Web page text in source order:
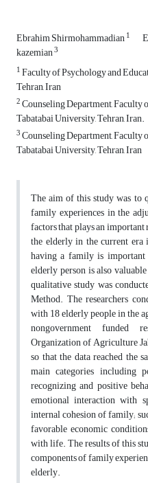
Ebrahim Shirmohammadian1
kazemian3
1Faculty of Psychology and
Tehran, Iran
2Counseling Department,
Tabatabai University, Tehran, Iran‎.
3Counseling Department,
Tabatabai ‎University, Tehran, Iran
The aim of this study was
family experiences in ‎the
factors that plays an
the elderly in the current
having a family is
elderly person is also
qualitative study was
Method. The researchers
with 18 ‎elderly people in the
nongovernment funded
Organization of Agriculture
so that the data reached the
main categories including
recognizing and positive
‎emotional interaction with
internal cohesion of ‎family;
favorable economic
with life. The results of this
components of family
elderly.‎